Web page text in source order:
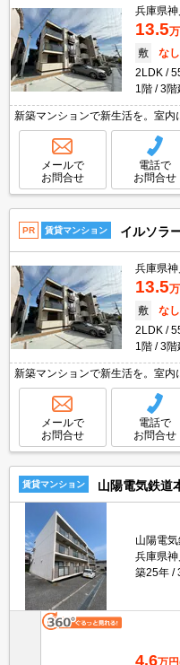
兵庫県
13.5
敷
なし
2LDK
1階
3
新築マンションで新生活を。室
料。追い焚き・エアコン・浴室
ーゼット付で収納自慢です。
メールで
お問合せ
電話で
お問合せ
PR 賃貸マンション イルソラ
兵庫県
13.5
敷
なし
2LDK
1階
3
新築マンションで新生活を。室
料。追い焚き・エアコン・浴室
ーゼット付で収納自慢です。
メールで
お問合せ
電話で
お問合せ
賃貸マンション 山陽電気鉄道
山陽電
兵庫県
築25年
4.6万円